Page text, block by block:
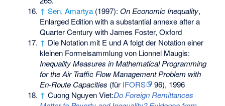
↑ Sen, Amartya (1997):On Economic Inequality,
Enlarged Edition with a substantial annexe after a
Quarter Century with James Foster, Oxford
↑ Die Notation mit E und A folgt der Notation einer
kleinen Formelsammlung von Lionnel Maugis:
Inequality Measures in Mathematical Programming
for the Air Traffic Flow Management Problem with
En-Route Capacities (für IFORS
96), 1996
↑ Cuong Nguyen Viet:Do Foreign Remittances